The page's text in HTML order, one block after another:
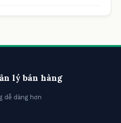
lý bán hàng
dễ dàng hơn